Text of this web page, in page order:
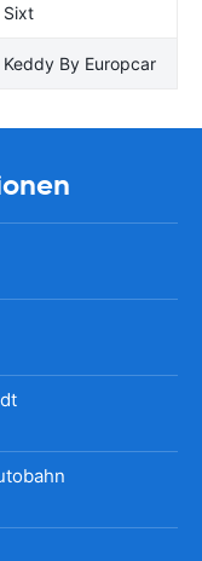
Sixt
Keddy By Europcar